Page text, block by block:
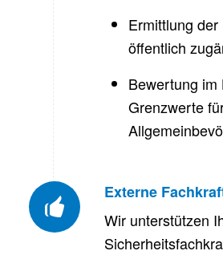
Ermittlung
öffentlich
Bewertung im
Grenzwerte
Externe
Wir unterstützen